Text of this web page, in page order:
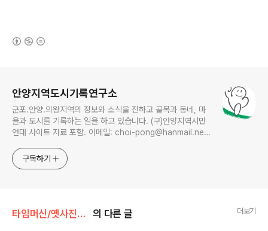
안양지역도시기록연구소
군포.안양.의왕지역의 정보와 소식을 전하고 골목과 동네, 마
을과 도시를 기록하는 일을 하고 있습니다. (구)안양지역시민
연대 사이트 자료 포함. 이메일: choi-pong@hanmail.net
구독하기
타임머신/옛사진읽기 의 다른 글 더보기